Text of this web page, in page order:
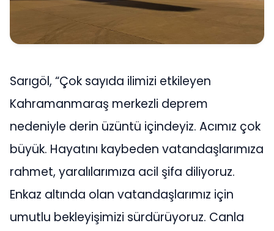
Sarıgöl, “Çok sayıda ilimizi etkileyen
Kahramanmaraş merkezli deprem
nedeniyle derin üzüntü içindeyiz. Acımız çok
büyük. Hayatını kaybeden vatandaşlarımıza
rahmet, yaralılarımıza acil şifa diliyoruz.
Enkaz altında olan vatandaşlarımız için
umutlu bekleyişimizi sürdürüyoruz. Canla